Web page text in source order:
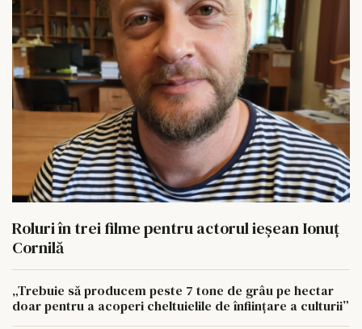
Roluri în trei filme pentru actorul ieşean Ionuţ
Cornilă
„Trebuie să producem peste 7 tone de grâu pe hectar
doar pentru a acoperi cheltuielile de înființare a culturii”